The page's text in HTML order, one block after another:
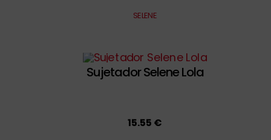
SELENE
Sujetador Selene Lola
15.55 €